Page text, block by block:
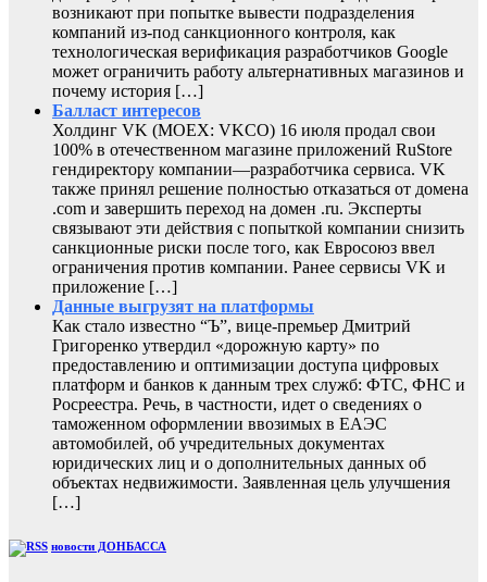
возникают при попытке вывести подразделения
компаний из-под санкционного контроля, как
технологическая верификация разработчиков Google
может ограничить работу альтернативных магазинов и
почему история […]
Балласт интересов
Холдинг VK (MOEX: VKCO) 16 июля продал свои
100% в отечественном магазине приложений RuStore
гендиректору компании—разработчика сервиса. VK
также принял решение полностью отказаться от домена
.com и завершить переход на домен .ru. Эксперты
связывают эти действия с попыткой компании снизить
санкционные риски после того, как Евросоюз ввел
ограничения против компании. Ранее сервисы VK и
приложение […]
Данные выгрузят на платформы
Как стало известно “Ъ”, вице-премьер Дмитрий
Григоренко утвердил «дорожную карту» по
предоставлению и оптимизации доступа цифровых
платформ и банков к данным трех служб: ФТС, ФНС и
Росреестра. Речь, в частности, идет о сведениях о
таможенном оформлении ввозимых в ЕАЭС
автомобилей, об учредительных документах
юридических лиц и о дополнительных данных об
объектах недвижимости. Заявленная цель улучшения
[…]
новости ДОНБАССА